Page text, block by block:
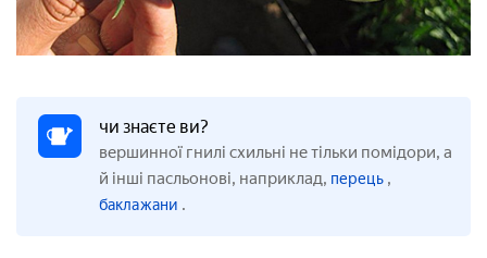
чи знаєте ви?
вершинної гнилі схильні не тільки помідори, а
й інші пасльонові, наприклад, перець ,
баклажани .